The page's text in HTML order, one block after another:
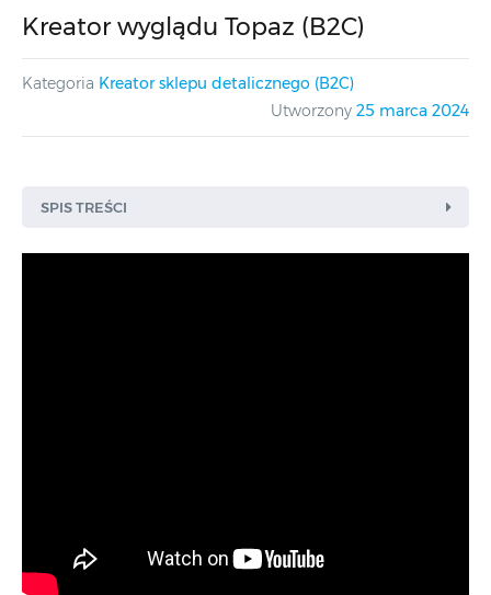
Kreator wyglądu Topaz (B2C)
Kategoria Kreator sklepu detalicznego (B2C)
Utworzony 25 marca 2024
SPIS TREŚCI